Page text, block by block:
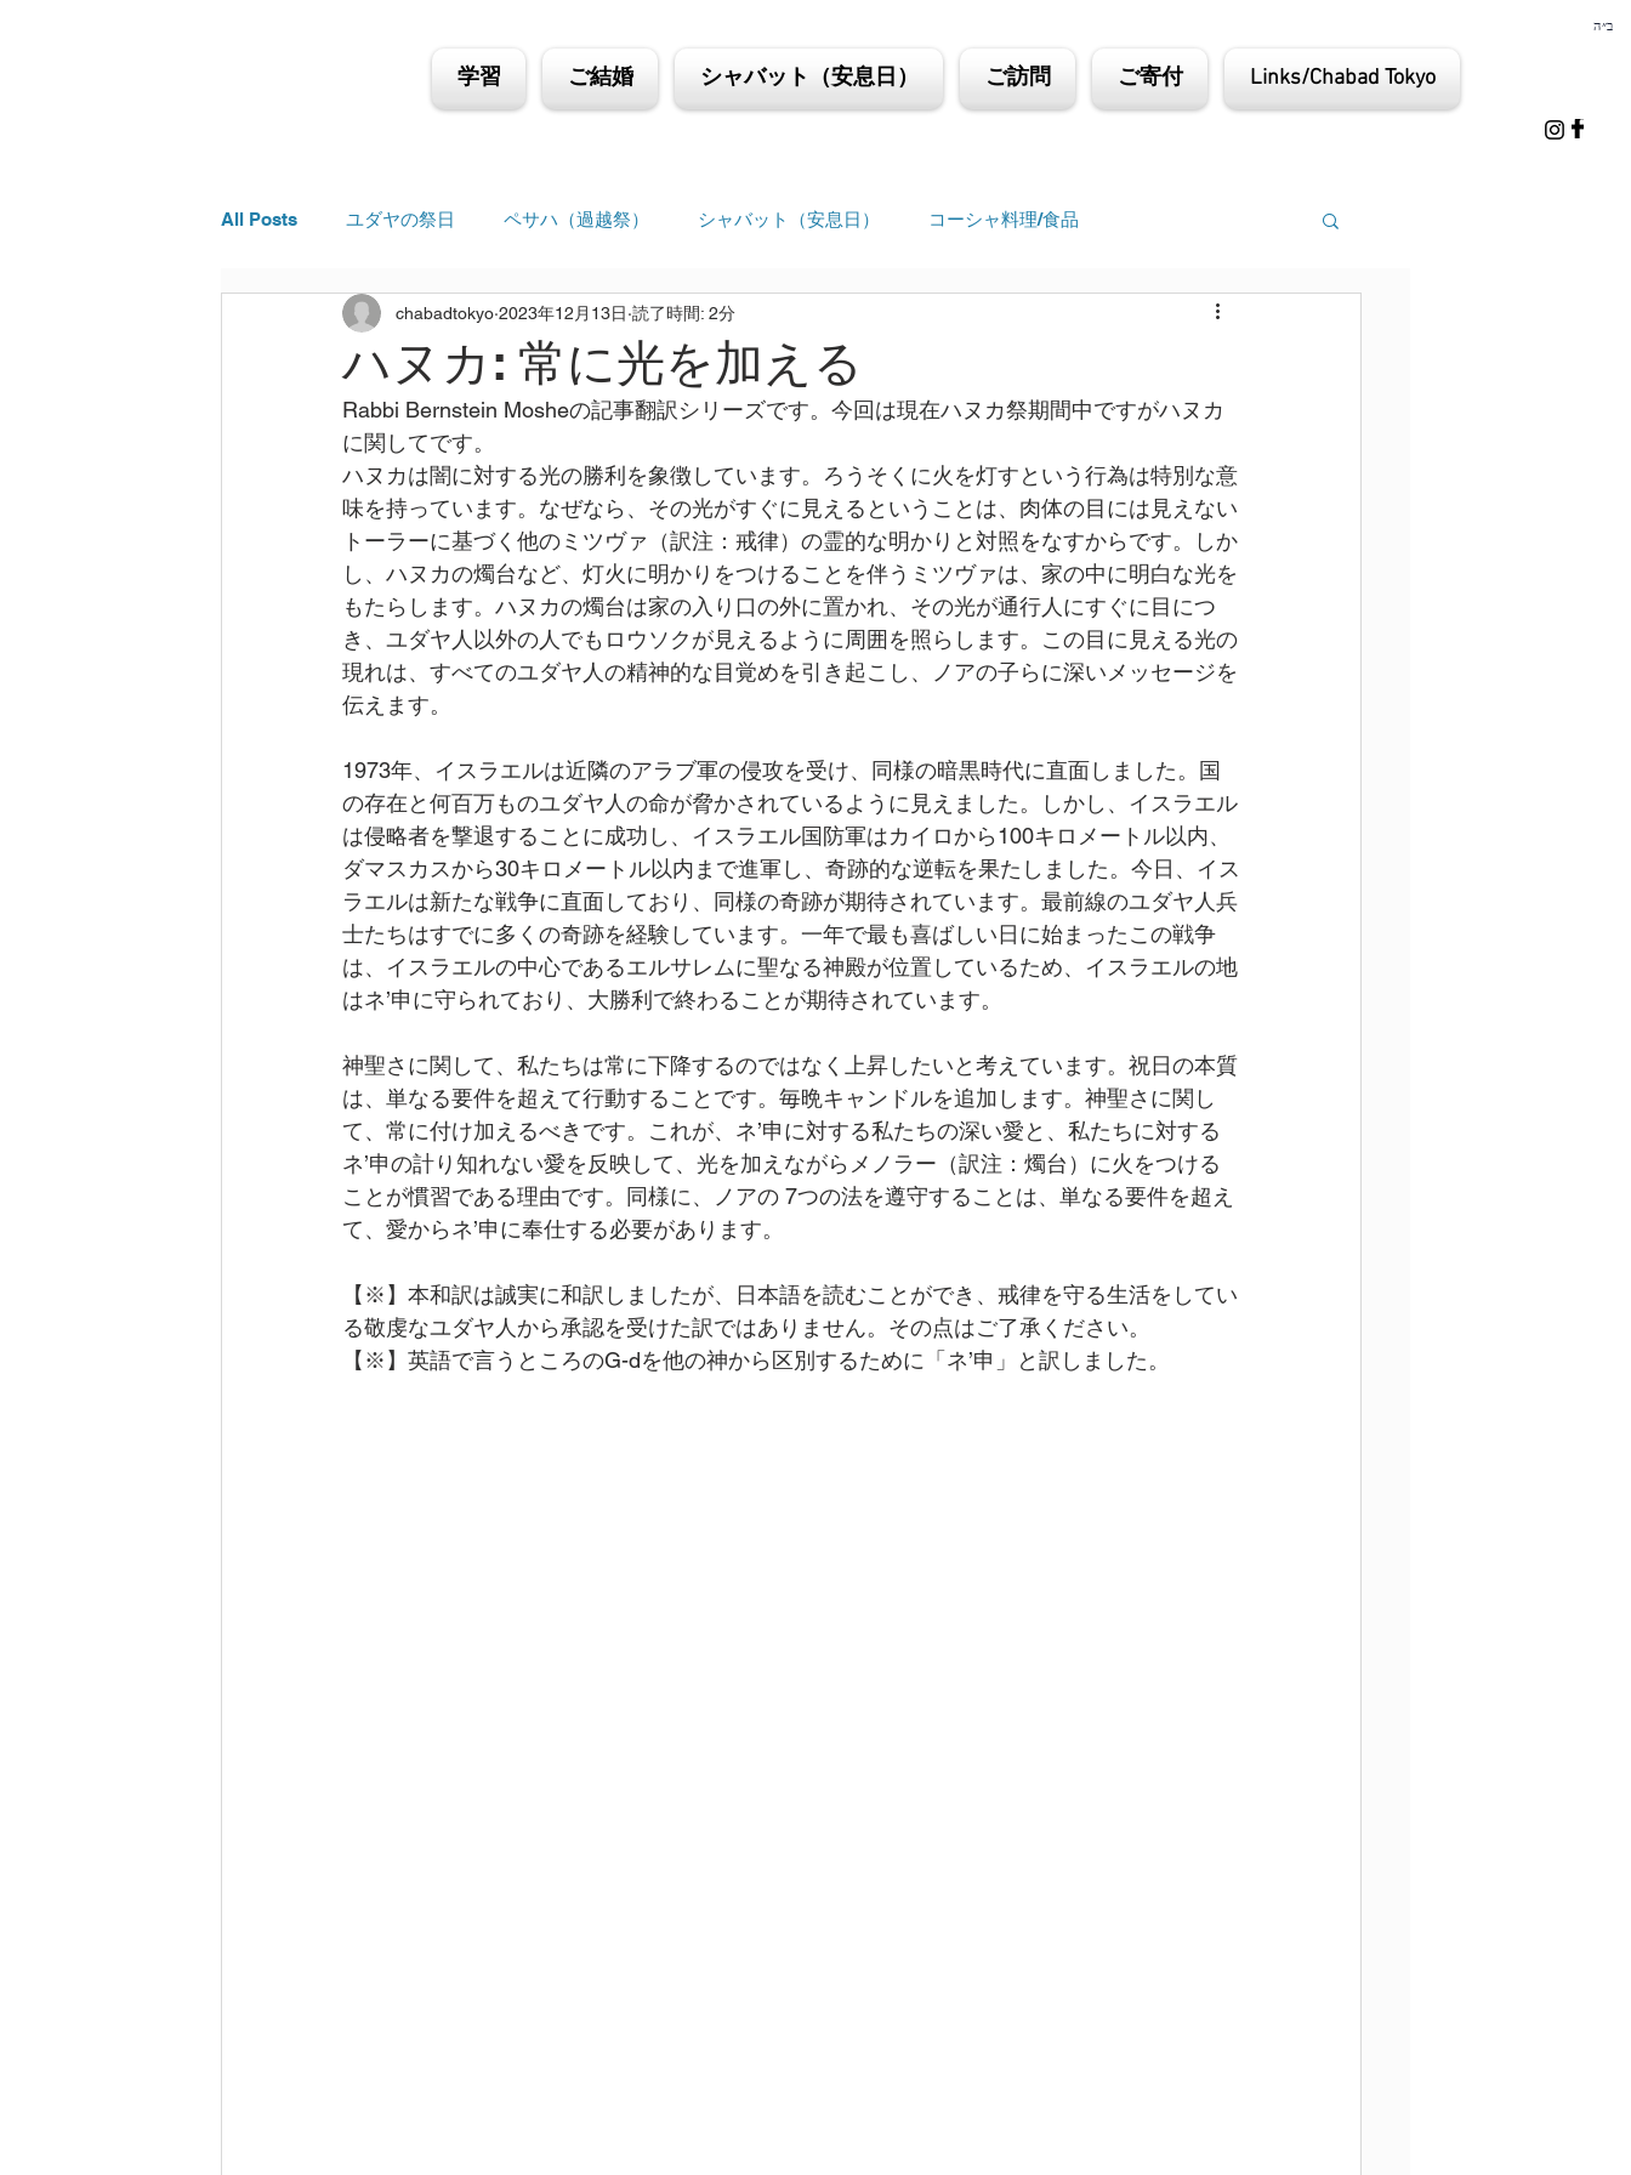
ב״ה
学習 ご結婚 シャバット（安息日） ご訪問 ご寄付 Links/Chabad Tokyo
All Posts ユダヤの祭日 ペサハ（過越祭） シャバット（安息日） コーシャ料理/食品
ハヌカ: 常に光を加える
chabadtokyo 2023年12月13日 読了時間: 2分
Rabbi Bernstein Mosheの記事翻訳シリーズです。今回は現在ハヌカ祭期間中ですがハヌカ
に関してです。
ハヌカは闇に対する光の勝利を象徴しています。ろうそくに火を灯すという行為は特別な意
味を持っています。なぜなら、その光がすぐに見えるということは、肉体の目には見えない
トーラーに基づく他のミツヴァ（訳注：戒律）の霊的な明かりと対照をなすからです。しか
し、ハヌカの燭台など、灯火に明かりをつけることを伴うミツヴァは、家の中に明白な光を
もたらします。ハヌカの燭台は家の入り口の外に置かれ、その光が通行人にすぐに目につ
き、ユダヤ人以外の人でもロウソクが見えるように周囲を照らします。この目に見える光の
現れは、すべてのユダヤ人の精神的な目覚めを引き起こし、ノアの子らに深いメッセージを
伝えます。
1973年、イスラエルは近隣のアラブ軍の侵攻を受け、同様の暗黒時代に直面しました。国
の存在と何百万ものユダヤ人の命が脅かされているように見えました。しかし、イスラエル
は侵略者を撃退することに成功し、イスラエル国防軍はカイロから100キロメートル以内、
ダマスカスから30キロメートル以内まで進軍し、奇跡的な逆転を果たしました。今日、イス
ラエルは新たな戦争に直面しており、同様の奇跡が期待されています。最前線のユダヤ人兵
士たちはすでに多くの奇跡を経験しています。一年で最も喜ばしい日に始まったこの戦争
は、イスラエルの中心であるエルサレムに聖なる神殿が位置しているため、イスラエルの地
はネ’申に守られており、大勝利で終わることが期待されています。
神聖さに関して、私たちは常に下降するのではなく上昇したいと考えています。祝日の本質
は、単なる要件を超えて行動することです。毎晩キャンドルを追加します。神聖さに関し
て、常に付け加えるべきです。これが、ネ’申に対する私たちの深い愛と、私たちに対する
ネ’申の計り知れない愛を反映して、光を加えながらメノラー（訳注：燭台）に火をつける
ことが慣習である理由です。同様に、ノアの 7つの法を遵守することは、単なる要件を超え
て、愛からネ’申に奉仕する必要があります。
【※】本和訳は誠実に和訳しましたが、日本語を読むことができ、戒律を守る生活をしてい
る敬虔なユダヤ人から承認を受けた訳ではありません。その点はご了承ください。
【※】英語で言うところのG-dを他の神から区別するために「ネ’申」と訳しました。